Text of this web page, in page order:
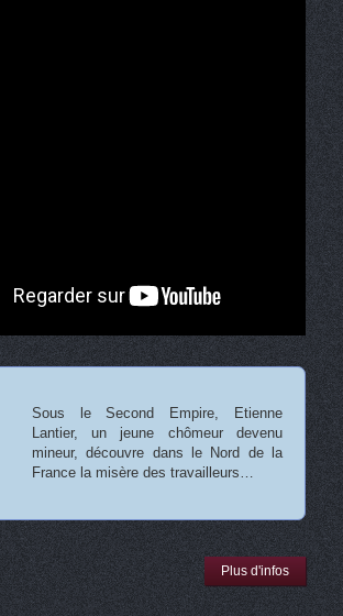
Sous le Second Empire, Etienne
Lantier, un jeune chômeur devenu
mineur, découvre dans le Nord de la
France la misère des travailleurs…
Plus d'infos